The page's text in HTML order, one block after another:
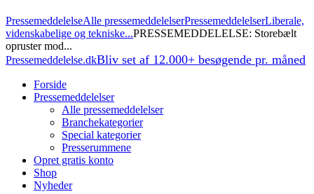
PressemeddelelseAlle pressemeddelelserPressemeddelelserLiberale,
videnskabelige og tekniske...PRESSEMEDDELELSE: Storebælt
opruster mod...
Pressemeddelelse.dkBliv set af 12.000+ besøgende pr. måned
Forside
Pressemeddelelser
Alle pressemeddelelser
Branchekategorier
Special kategorier
Presserummene
Opret gratis konto
Shop
Nyheder